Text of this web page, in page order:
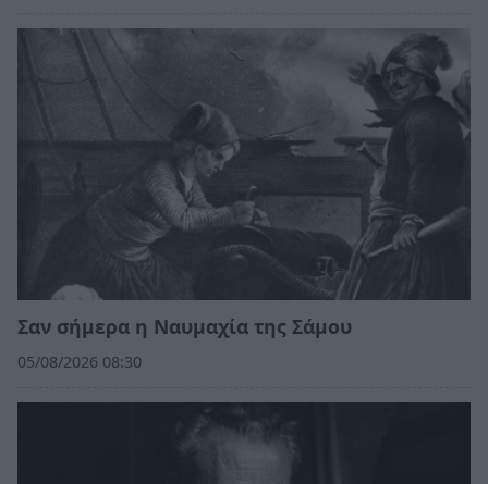
Σαν σήμερα η Ναυμαχία της Σάμου
05/08/2026 08:30